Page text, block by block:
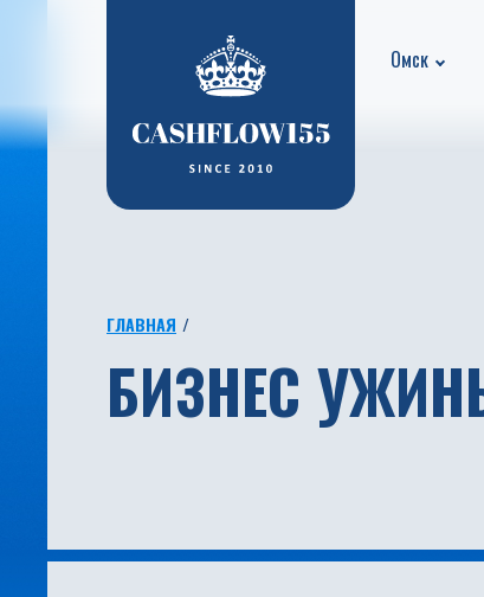
Омск
ГЛАВНАЯ
БИЗНЕС